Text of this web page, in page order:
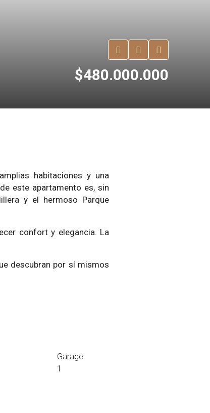
$480.000.000
habitaciones y una
este apartamento es, sin
y el hermoso Parque
confort y elegancia. La
descubran por sí mismos
Garage
1